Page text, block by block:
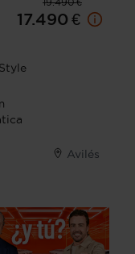
19.490 €
17.490 €
Avilés